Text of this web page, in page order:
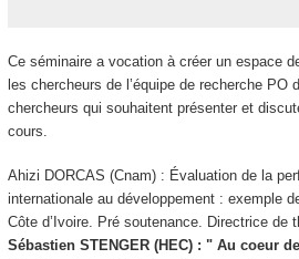
Ce séminaire a vocation à créer un espace
les chercheurs de l’équipe de recherche PO
chercheurs qui souhaitent présenter et
cours.
Ahizi DORCAS (Cnam) : Évaluation de la
internationale au développement : exemple
Côte d’Ivoire. Pré soutenance. Directrice de
Sébastien STENGER (HEC) : " Au coeur